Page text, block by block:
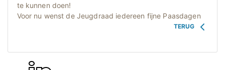
te kunnen doen!
Voor nu wenst de Jeugdraad iedereen fijne Paasdagen
TERUG